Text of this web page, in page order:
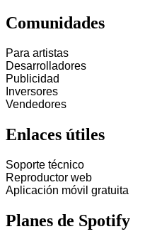
Comunidades
Para artistas
Desarrolladores
Publicidad
Inversores
Vendedores
Enlaces útiles
Soporte técnico
Reproductor web
Aplicación móvil gratuita
Planes de Spotify